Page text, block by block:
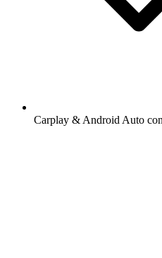
Carplay & Android Auto